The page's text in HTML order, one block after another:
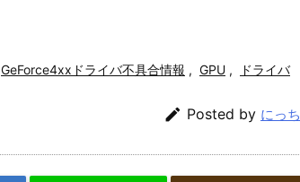
GeForce4xxドライバ不具合情報 , GPU , ドライバ
 Posted by にっち